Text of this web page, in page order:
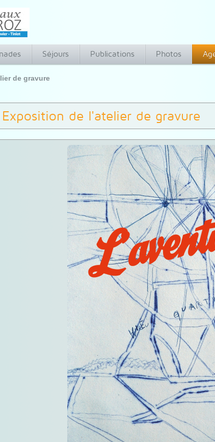
Séjours Publications Photos
de gravure
Exposition de l'atelier de gravure